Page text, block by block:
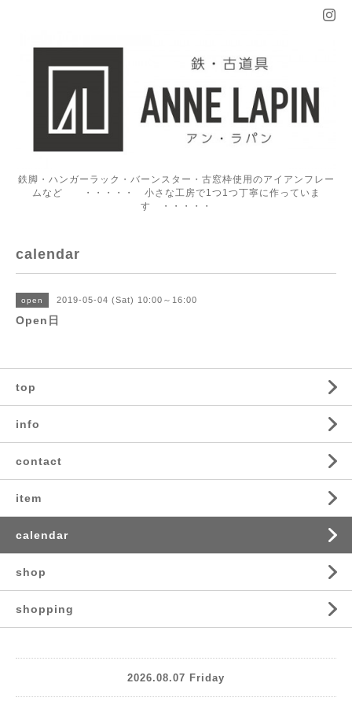
鉄脚・ハンガーラック・バーンスター・古窓枠使用のアイアンフレー
ムなど ・・・・・ 小さな工房で1つ1つ丁寧に作っていま
す ・・・・・
calendar
open 2019-05-04 (Sat) 10:00～16:00
Open日
top
info
contact
item
calendar
shop
shopping
2026.08.07 Friday